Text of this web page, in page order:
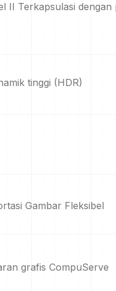
II Terkapsulasi dengan
tinggi (HDR)
Gambar Fleksibel
grafis CompuServe